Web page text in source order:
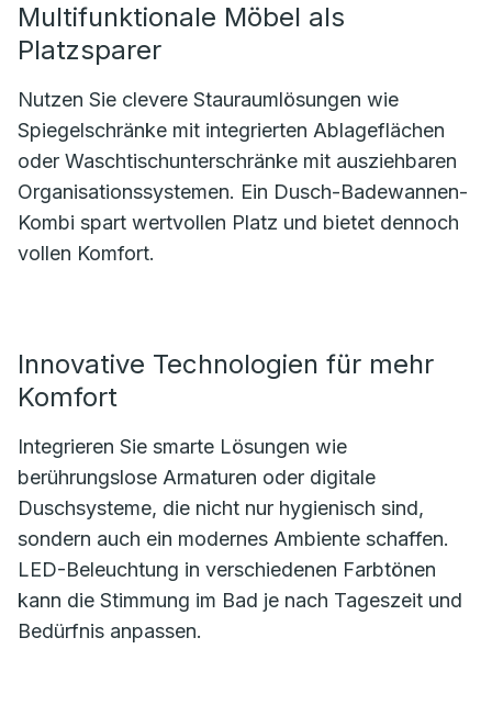
Multifunktionale Möbel als
Platzsparer
Nutzen Sie clevere Stauraumlösungen wie
Spiegelschränke mit integrierten Ablageflächen
oder Waschtischunterschränke mit ausziehbaren
Organisationssystemen. Ein Dusch-Badewannen-
Kombi spart wertvollen Platz und bietet dennoch
vollen Komfort.
Innovative Technologien für mehr
Komfort
Integrieren Sie smarte Lösungen wie
berührungslose Armaturen oder digitale
Duschsysteme, die nicht nur hygienisch sind,
sondern auch ein modernes Ambiente schaffen.
LED-Beleuchtung in verschiedenen Farbtönen
kann die Stimmung im Bad je nach Tageszeit und
Bedürfnis anpassen.